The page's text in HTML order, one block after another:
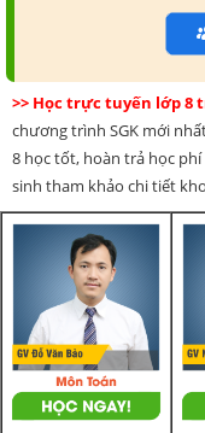
>> Học trực tuyến lớp 8
chương trình SGK mới
8 học tốt, hoàn trả học
sinh tham khảo chi tiết